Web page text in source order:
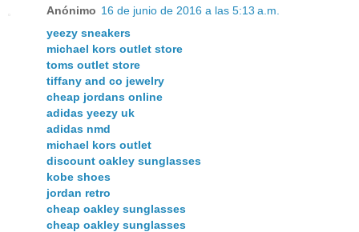
Anónimo 16 de junio de 2016 a las 5:13 a.m.
yeezy sneakers
michael kors outlet store
toms outlet store
tiffany and co jewelry
cheap jordans online
adidas yeezy uk
adidas nmd
michael kors outlet
discount oakley sunglasses
kobe shoes
jordan retro
cheap oakley sunglasses
cheap oakley sunglasses